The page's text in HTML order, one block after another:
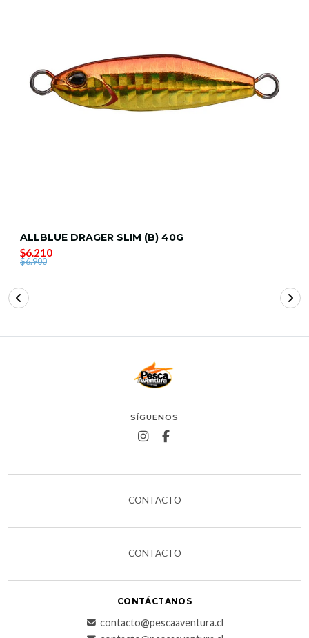
ALLBLUE DRAGER SLIM (B) 40G
$6.210
$6.900
SÍGUENOS
CONTACTO
CONTACTO
CONTÁCTANOS
contacto@pescaaventura.cl